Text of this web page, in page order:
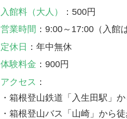
入館料（大人）
：500円
営業時間 ：9:00～17:00（入館
定休日 ：年中無休
体験料金 ：900円
アクセス ：
・箱根登山鉄道「入生田駅」
・箱根登山バス「山崎」から